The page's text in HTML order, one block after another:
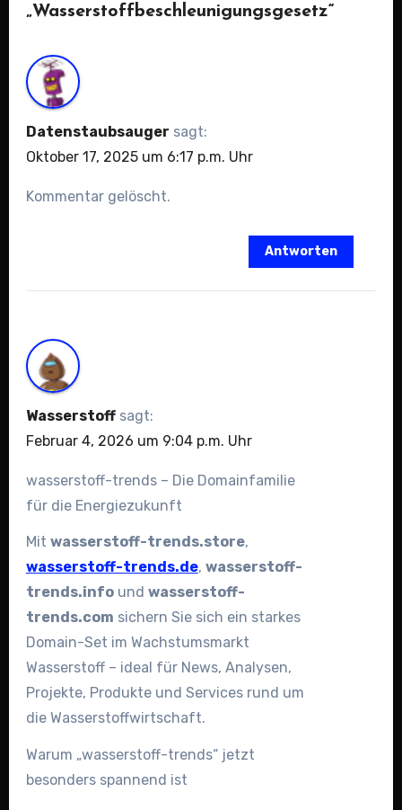
„Wasserstoffbeschleunigungsgesetz“
Datenstaubsauger sagt:
Oktober 17, 2025 um 6:17 p.m. Uhr
Kommentar gelöscht.
Antworten
Wasserstoff sagt:
Februar 4, 2026 um 9:04 p.m. Uhr
wasserstoff-trends – Die Domainfamilie
für die Energiezukunft
Mit wasserstoff-trends.store,
wasserstoff-trends.de, wasserstoff-
trends.infound wasserstoff-
trends.com sichern Sie sich ein starkes
Domain-Set im Wachstumsmarkt
Wasserstoff – ideal für News, Analysen,
Projekte, Produkte und Services rund um
die Wasserstoffwirtschaft.
Warum „wasserstoff-trends“ jetzt
besonders spannend ist